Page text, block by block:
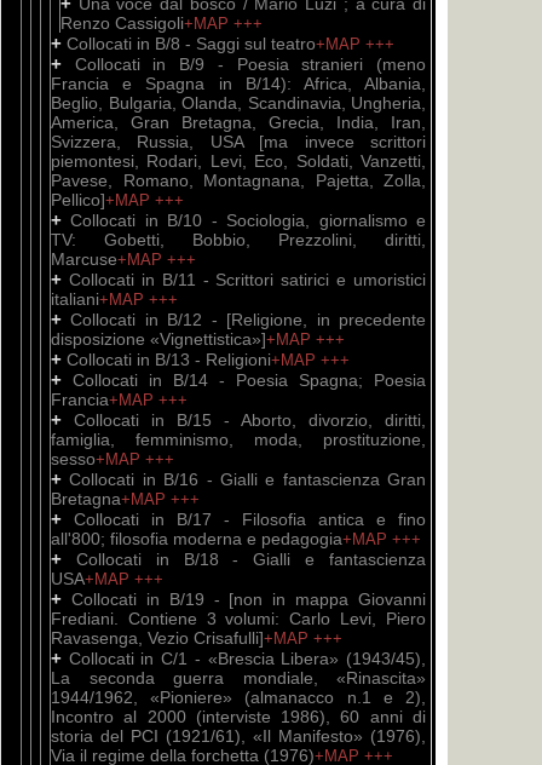
Renzo Cassigoli+MAP +++
+ Collocati in B/8 - Saggi sul teatro+MAP +++
+ Collocati in B/9 - Poesia stranieri (meno
Francia e Spagna in B/14): Africa, Albania,
Beglio, Bulgaria, Olanda, Scandinavia, Ungheria,
America, Gran Bretagna, Grecia, India, Iran,
Svizzera, Russia, USA [ma invece scrittori
piemontesi, Rodari, Levi, Eco, Soldati, Vanzetti,
Pavese, Romano, Montagnana, Pajetta, Zolla,
Pellico]+MAP +++
+Collocati in B/10 - Sociologia, giornalismo e
TV: Gobetti, Bobbio, Prezzolini, diritti,
Marcuse+MAP +++
+ Collocati in B/11 - Scrittori satirici e umoristici
italiani+MAP +++
+Collocati in B/12 - [Religione, in precedente
disposizione «Vignettistica»]+MAP +++
+ Collocati in B/13 - Religioni+MAP +++
+ Collocati in B/14 - Poesia Spagna; Poesia
Francia+MAP +++
+ Collocati in B/15 - Aborto, divorzio, diritti,
famiglia, femminismo, moda, prostituzione,
sesso+MAP +++
+Collocati in B/16 - Gialli e fantascienza Gran
Bretagna+MAP +++
+ Collocati in B/17 - Filosofia antica e fino
all'800; filosofia moderna e pedagogia+MAP +++
+ Collocati in B/18 - Gialli e fantascienza
USA+MAP +++
+ Collocati in B/19 - [non in mappa Giovanni
Frediani. Contiene 3 volumi: Carlo Levi, Piero
Ravasenga, Vezio Crisafulli]+MAP +++
+ Collocati in C/1 - «Brescia Libera» (1943/45),
La seconda guerra mondiale, «Rinascita»
1944/1962, «Pioniere» (almanacco n.1 e 2),
Incontro al 2000 (interviste 1986), 60 anni di
storia del PCI (1921/61), «Il Manifesto» (1976),
Via il regime della forchetta (1976)+MAP +++